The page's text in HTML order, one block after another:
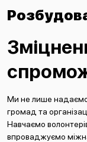
Ми не лише
громад та
Навчаємо
впроваджуємо